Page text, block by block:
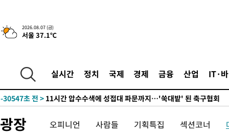
2026.08.07 (금)
서울 37.1℃
실시간 정치 국제 경제 금융 산업 IT·
례 큰 폭발음
-31703초 전 >
[속보]종합특검, '계엄 수용공간 확보' 신용해 前교정본부장
-30576초 전 >
-30547초 전 > 11시간 압수수색에 성접대 파문까지…'쑥대밭' 된 축구협회
병태 후임
-25927초 전 >
[속보]국힘 윤리위, '돌려차기 발언' 진종오·서범수 징계 절차
광장 오피니언 사람들 기획특집 섹션코너